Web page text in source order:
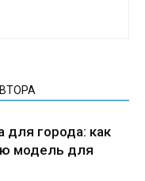
для города: как
модель для